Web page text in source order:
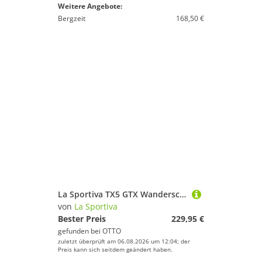
Weitere Angebote:
Bergzeit
168,50 €
La Sportiva TX5 GTX Wanderschuh mit 3D Flex Bewegungssystem am Sprunggelenk
von La Sportiva
Bester Preis
229,95 €
gefunden bei OTTO
zuletzt überprüft am 06.08.2026 um 12:04; der
Preis kann sich seitdem geändert haben.